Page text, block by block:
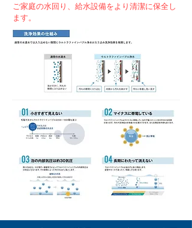
ご家庭の水回り、給水設備をより清潔に保全し
ます。